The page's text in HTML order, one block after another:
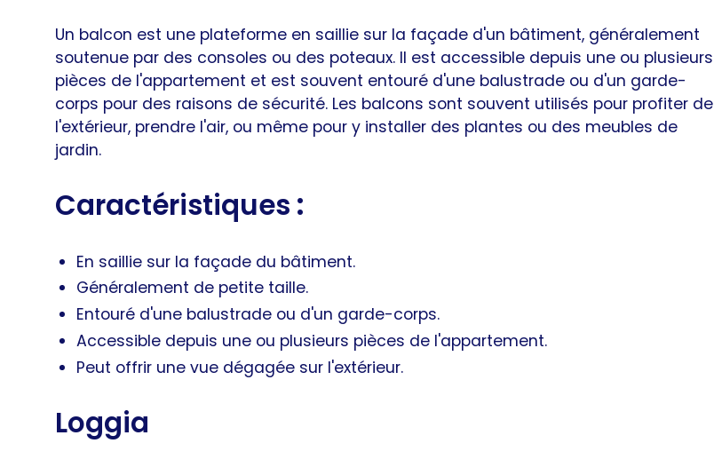
Un balcon est une plateforme en saillie sur la façade d'un bâtiment, généralement
soutenue par des consoles ou des poteaux. Il est accessible depuis une ou plusieurs
pièces de l'appartement et est souvent entouré d'une balustrade ou d'un garde-
corps pour des raisons de sécurité. Les balcons sont souvent utilisés pour profiter de
l'extérieur, prendre l'air, ou même pour y installer des plantes ou des meubles de
jardin.
Caractéristiques :
En saillie sur la façade du bâtiment.
Généralement de petite taille.
Entouré d'une balustrade ou d'un garde-corps.
Accessible depuis une ou plusieurs pièces de l'appartement.
Peut offrir une vue dégagée sur l'extérieur.
Loggia